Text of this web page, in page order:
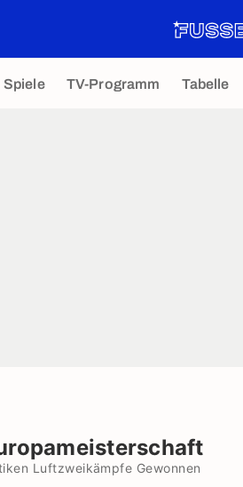
Spiele TV-Programm Tabelle
Luftzweikämpfe Gewonnen